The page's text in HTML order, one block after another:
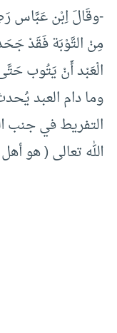
-وقَالَ اِبْن عَبَّاس
مِنْ التَّوْبَة فَقَدْ
الْعَبْد أَنْ يَتُوب
وما دام العبد
التفريط في جنب
الله تعالى ( هو أهل